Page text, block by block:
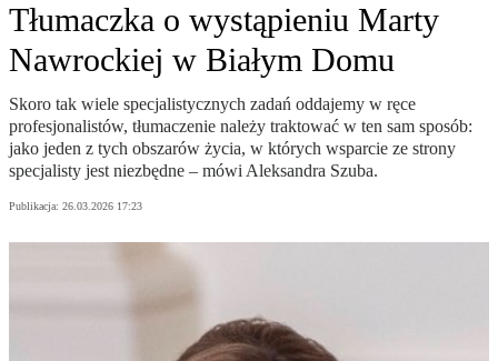
Tłumaczka o wystąpieniu Marty
Nawrockiej w Białym Domu
Skoro tak wiele specjalistycznych zadań oddajemy w ręce
profesjonalistów, tłumaczenie należy traktować w ten sam sposób:
jako jeden z tych obszarów życia, w których wsparcie ze strony
specjalisty jest niezbędne – mówi Aleksandra Szuba.
Publikacja: 26.03.2026 17:23